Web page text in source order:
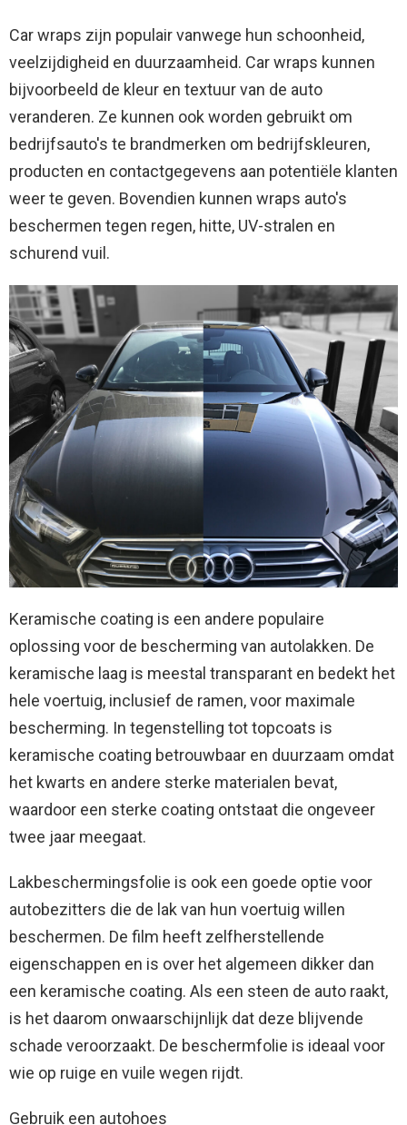
Car wraps zijn populair vanwege hun schoonheid,
veelzijdigheid en duurzaamheid. Car wraps kunnen
bijvoorbeeld de kleur en textuur van de auto
veranderen. Ze kunnen ook worden gebruikt om
bedrijfsauto's te brandmerken om bedrijfskleuren,
producten en contactgegevens aan potentiële klanten
weer te geven. Bovendien kunnen wraps auto's
beschermen tegen regen, hitte, UV-stralen en
schurend vuil.
Keramische coating is een andere populaire
oplossing voor de bescherming van autolakken. De
keramische laag is meestal transparant en bedekt het
hele voertuig, inclusief de ramen, voor maximale
bescherming. In tegenstelling tot topcoats is
keramische coating betrouwbaar en duurzaam omdat
het kwarts en andere sterke materialen bevat,
waardoor een sterke coating ontstaat die ongeveer
twee jaar meegaat.
Lakbeschermingsfolie is ook een goede optie voor
autobezitters die de lak van hun voertuig willen
beschermen. De film heeft zelfherstellende
eigenschappen en is over het algemeen dikker dan
een keramische coating. Als een steen de auto raakt,
is het daarom onwaarschijnlijk dat deze blijvende
schade veroorzaakt. De beschermfolie is ideaal voor
wie op ruige en vuile wegen rijdt.
Gebruik een autohoes